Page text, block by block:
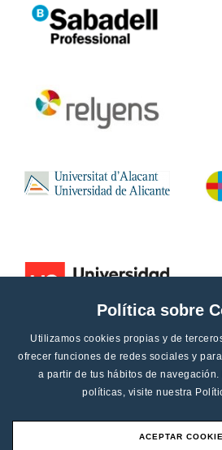
Política sobre
Utilizamos cookies propias y de
ofrecer funciones de redes sociales y
a partir de tus hábitos de
políticas, visite nuestra
ACEPTAR